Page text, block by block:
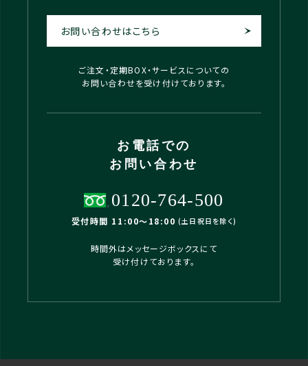
お問い合わせはこちら
ご注文・定期BOX・サービスについての
お問い合わせを受け付けております。
お電話での
お問い合わせ
0120-764-500
受付時間 11:00〜18:00 (土日祝日を除く)
時間外はメッセージボックスにて
受け付けております。